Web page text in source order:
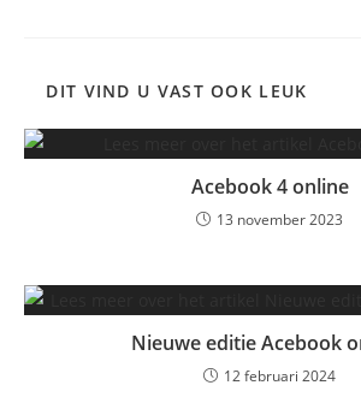
DIT VIND U VAST OOK LEUK
Acebook 4 online
13 november 2023
Nieuwe editie Acebook
12 februari 2024